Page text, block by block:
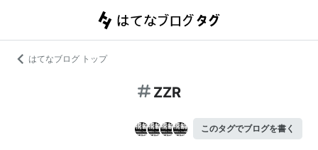
はてなブログ トップ
ZZR
このタグでブログを書く